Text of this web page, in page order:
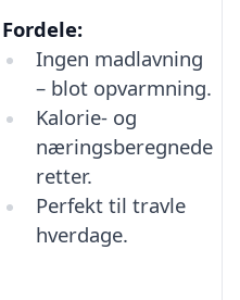
Fordele:
Ingen madlavning
– blot opvarmning.
Kalorie- og
næringsberegnede
retter.
Perfekt til travle
hverdage.